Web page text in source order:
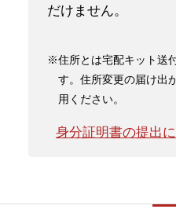
だけません。
※住所とは宅配キット送
す。住所変更の届け出
用ください。
身分証明書の提出